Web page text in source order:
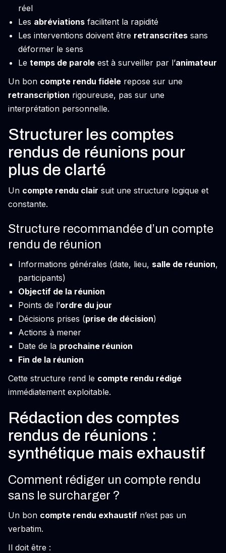
réel
Les abréviations facilitent la rapidité
Les interventions doivent être retranscrites sans
déformer le sens
Le temps de parole est à surveiller par l’animateur
Un bon compte rendu fidèle repose sur une
retranscription rigoureuse, pas sur une
interprétation personnelle.
Structurer les comptes
rendus de réunions pour
plus de clarté
Un compte rendu clair suit une structure logique et
constante.
Structure recommandée d’un compte
rendu de réunion
Informations générales (date, lieu, salle de réunion,
participants)
Objectif de la réunion
Points de l’ordre du jour
Décisions prises (prise de décision)
Actions à mener
Date de la prochaine réunion
Fin de la réunion
Cette structure rend le compte rendu rédigé
immédiatement exploitable.
Rédaction des comptes
rendus de réunions :
synthétique mais exhaustif
Comment rédiger un compte rendu
sans le surcharger ?
Un bon compte rendu exhaustif n’est pas un
verbatim.
Il doit être :